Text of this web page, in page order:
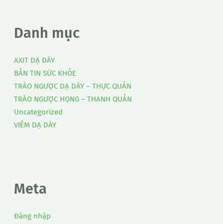
Danh mục
AXIT DẠ DÀY
BẢN TIN SỨC KHỎE
TRÀO NGƯỢC DẠ DÀY – THỰC QUẢN
TRÀO NGƯỢC HỌNG – THANH QUẢN
Uncategorized
VIÊM DẠ DÀY
Meta
Đăng nhập